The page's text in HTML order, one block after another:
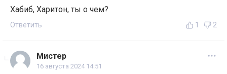
Хабиб, Харитон, ты о чем?
Ответить 1 2
Мистер
16 августа 2024 14:51